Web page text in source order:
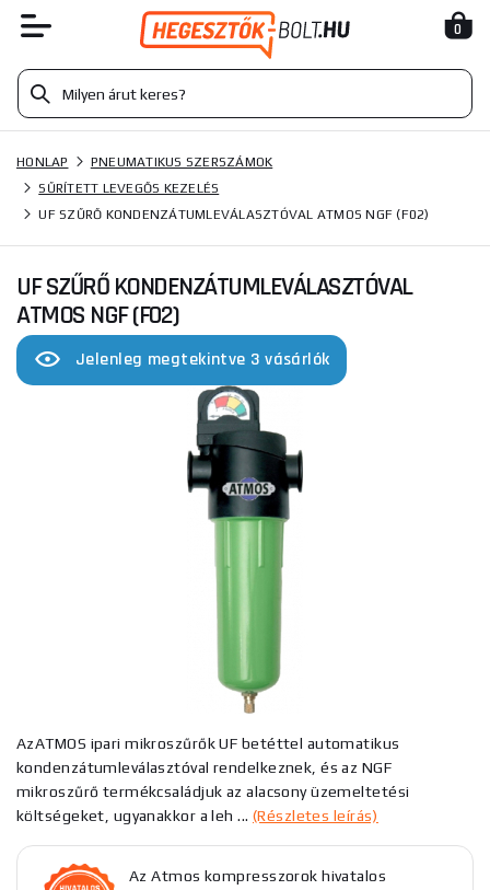
0
HONLAP
PNEUMATIKUS SZERSZÁMOK
SŰRÍTETT LEVEGŐS KEZELÉS
UF SZŰRŐ KONDENZÁTUMLEVÁLASZTÓVAL ATMOS NGF (F02)
UF SZŰRŐ KONDENZÁTUMLEVÁLASZTÓVAL
ATMOS NGF (F02)
Jelenleg megtekintve 3 vásárlók
AzATMOS ipari mikroszűrők UF betéttel automatikus
kondenzátumleválasztóval rendelkeznek, és az NGF
mikroszűrő termékcsaládjuk az alacsony üzemeltetési
költségeket, ugyanakkor a leh ... (Részletes leírás)
Az Atmos kompresszorok hivatalos